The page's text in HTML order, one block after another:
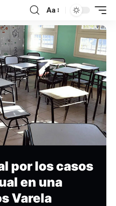
Aa
por los casos
en una
Varela